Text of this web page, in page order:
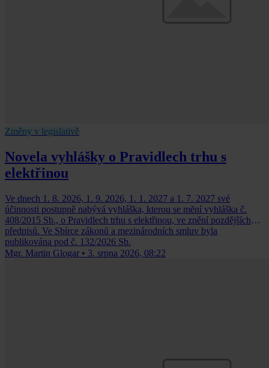
Změny v legislativě
Novela vyhlášky o Pravidlech trhu s
elektřinou
Ve dnech 1. 8. 2026, 1. 9. 2026, 1. 1. 2027 a 1. 7. 2027 své
účinnosti postupně nabývá vyhláška, kterou se mění vyhláška č.
408/2015 Sb., o Pravidlech trhu s elektřinou, ve znění pozdějších
předpisů. Ve Sbírce zákonů a mezinárodních smluv byla
publikována pod č. 132/2026 Sb.
Mgr. Martin Glogar • 3. srpna 2026, 08:22